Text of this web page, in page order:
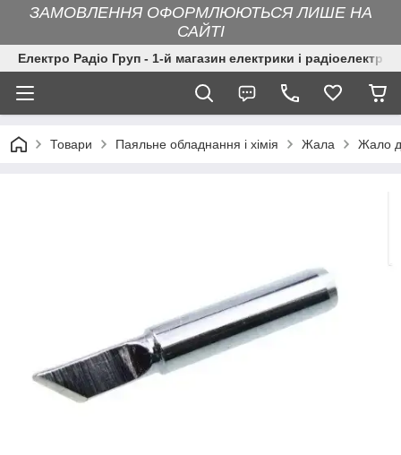
ЗАМОВЛЕННЯ ОФОРМЛЮЮТЬСЯ ЛИШЕ НА
САЙТІ
Електро Радіо Груп - 1-й магазин електрики і
Товари Паяльне обладнання і хімія Жала Жало